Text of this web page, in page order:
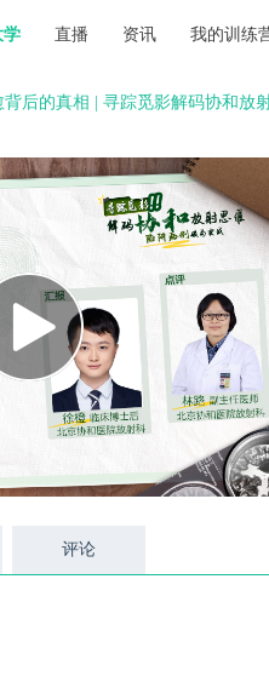
学 直播 资讯 我的训练
背后的真相 | 寻踪觅影解码协和放
评论